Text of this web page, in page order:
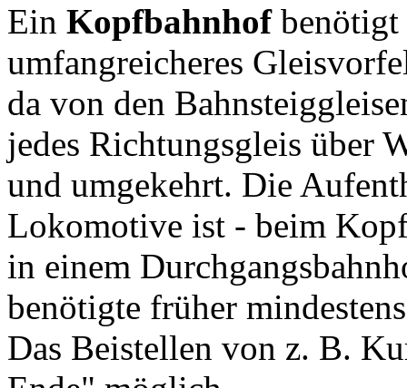
Ein Kopfbahnhofbenötigt
umfangreicheres
da von den
jedes Richtungsgleis über
und umgekehrt. Die
Lokomotive ist - beim
in einem
benötigte früher
Das Beistellen von z. B.